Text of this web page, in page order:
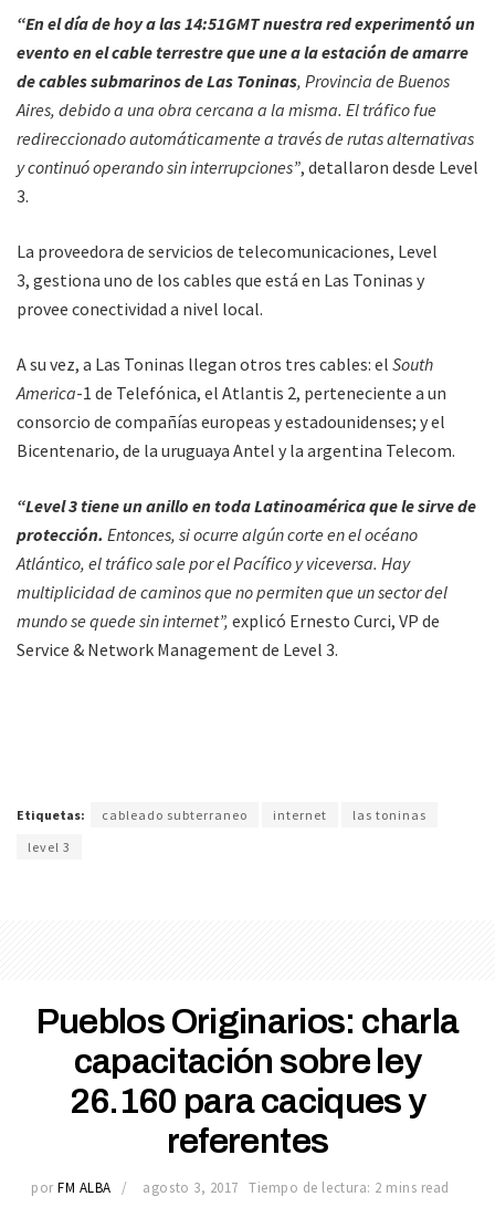
“En el día de hoy a las 14:51GMT nuestra red experimentó un
evento en el cable terrestre que une a la estación de amarre
de cables submarinos de Las Toninas, Provincia de Buenos
Aires, debido a una obra cercana a la misma. El tráfico fue
redireccionado automáticamente a través de rutas alternativas
y continuó operando sin interrupciones”, detallaron desde Level
3.
La proveedora de servicios de telecomunicaciones, Level
3, gestiona uno de los cables que está en Las Toninas y
provee conectividad a nivel local.
A su vez, a Las Toninas llegan otros tres cables: el South
America-1 de Telefónica, el Atlantis 2, perteneciente a un
consorcio de compañías europeas y estadounidenses; y el
Bicentenario, de la uruguaya Antel y la argentina Telecom.
“Level 3 tiene un anillo en toda Latinoamérica que le sirve de
protección. Entonces, si ocurre algún corte en el océano
Atlántico, el tráfico sale por el Pacífico y viceversa. Hay
multiplicidad de caminos que no permiten que un sector del
mundo se quede sin internet”, explicó Ernesto Curci, VP de
Service & Network Management de Level 3.
Etiquetas: cableado subterraneo internet
las toninas
level 3
Pueblos Originarios: charla
capacitación sobre ley
26.160 para caciques y
referentes
por FM ALBA agosto 3, 2017 Tiempo de lectura: 2 mins read